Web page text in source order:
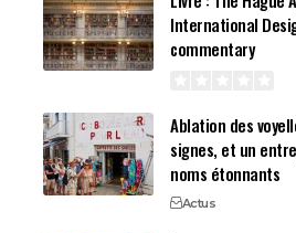
International
commentary
Ablation des
signes, et un
noms étonnants
Actus